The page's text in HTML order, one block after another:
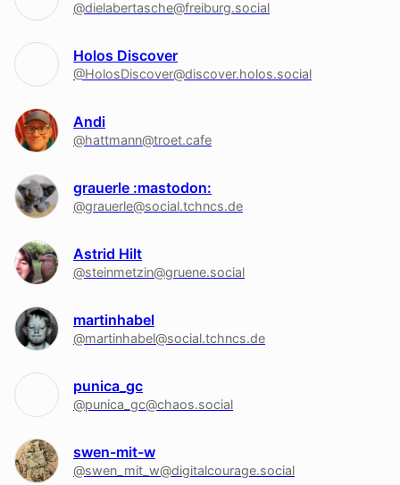
@dielabertasche@freiburg.social
Holos Discover
@HolosDiscover@discover.holos.social
Andi
@hattmann@troet.cafe
grauerle :mastodon:
@grauerle@social.tchncs.de
Astrid Hilt
@steinmetzin@gruene.social
martinhabel
@martinhabel@social.tchncs.de
punica_gc
@punica_gc@chaos.social
swen-mit-w
@swen_mit_w@digitalcourage.social